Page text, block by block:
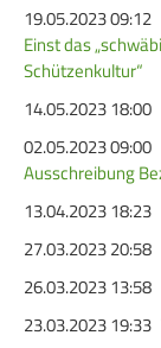
19.05.2023 09:12
Einst das
Schützenkultur“
14.05.2023 18:00
02.05.2023 09:00
Ausschreibung
13.04.2023 18:23
27.03.2023 20:58
26.03.2023 13:58
23.03.2023 19:33